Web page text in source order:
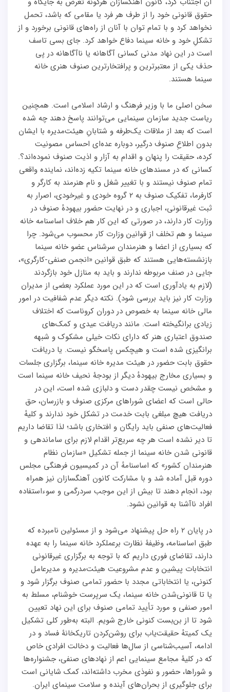
حقوق قانونی خود را از طرف هر فرد یا مقامی که باشد، تحمل
نخواهد کرد و با تمام توان با آنان از راه‌های قانونی برخورد و از
تشکلِ خود و خانه سینما دفاع خواهد کرد. جای بسی تاسف
است در این نهاد مدنی کسانی آگاهانه یا ناآگاهانه در پی
حذف یکی از معتبرترین و پرافتخارترین صنوف هنری خانه
سینما هستند.
سخن اصلی ما با وزیر فرهنگ و ارشاد اسلامی است. همچنین
ریاست جدید سازمان سینمایی می‌توانند پاسخ دهند چه شده
است که بعد از ملاقات یک‌طرفه و شتابانِ هیئت‌مدیره با ایشان
بدون اطلاعِ صنوف درگیر، دوباره عده‌ای احساس مصونیت
کرده، حقیقت را پنهان و اقدام به آزار و اذیت صنوف نموده‌اند؟.
کسانی که در مسندهای خانه سینما تکیه زده‌اند، نماینده واقعی
تمام صنوف نیستند و با تغییر شغل و نام هنرمند به کارگر و
کارفرما، تفکیک صنوف به ۲ گروه خودی و غیرخودی، اصرار به
ثبت غیرقانونی، اجباری و در نهایت حضور بیهودهٔ صنوف در
وزارت کار دارند، در صورتی که این کار هم خلاف اساسنامه خانه
سینما و هم تخلف از قوانین وزارت کار محسوب می‌شود. چرا
که بسیاری از اعضا و هنرمندان سرشناس عضو خانه سینما
بازنشسته‌هایی هستند که طبق قوانین «انجمن صنفی-کارگری»،
جایی در صنف مربوطه ندارند و باید به منازل خود بازگردند
(لازم به یادآوری است که در این مورد عملکرد بعضی از مدیران
وزارت کار نیز باید بررسی شود). نکته دیگر عدم شفافیت در امور
مالی خانه سینما به خصوص در دوران کروناست که اختلاف
زیادی برانگیخته است. مانند دریافت عیدی و کمک‌های
صندوق اعتباری هنر که دارای نکات خیلی مشکوک و شبهه
برانگیزی شده است و هیچکس پاسخگو نیست. یا دریافت
حقوق بابت حضور در هیئت مدیره خانه سینما، برگزاری جلسات
و بسیاری مخارج بیهودهٔ دیگر از بودجۀ نحیف خانه سینما است
و مشخص نیست چقدر دست و دلبازی شده است، این در
حالی است که اعضای شوراهای مرکزی صنوف و بازرسان، حق
دریافت هیچ مبلغی بابت خدمت در تشکل خود ندارند و کلیهٔ
فعالیت‌های صنفی باید رایگان و افتخاری باشد؛ لذا تقاضا داریم
تا دیر نشده است هر چه سریع‌تر اقدام لازم برای ساماندهی و
قانونی شدن خانه سینما از جمله تشکیل «سازمان نظام
هنرمندان کشور» که اساسنامهٔ آن در کمیسیون فرهنگی مجلس
دوره قبل آماده شد و با مشارکت کانون آهنگسازان نیز همراه
بود، انجام دهند تا بیش از این موجب سردرگمی و سوءاستفاده
افراد ناآشنا به قوانین نشود.
در پایان ۲ راه حل پیشنهاد می‌شود و از مسئولین نامبرده که
طبق اساسنامه، وظیفۀ نظارت برعملکرد خانه سینما را به عهده
دارند، تقاضای فوری داریم که با توجه به برگزاری غیرقانونی
انتخابات پیشین و عدم مشروعیت هیئت‌مدیره و مدیرعامل
کنونی، یا انتخاباتی مجدد با حضور تمامی صنوف برگزار شود و
یا تا قانونی‌شدن خانه سینما، یک سرپرست خوشنام، مسلط به
امور صنفی و مورد تأیید تمامی صنوف برای این نهاد تعیین
شود تا از بن‌بست کنونی خارج شویم. البته به‌طور کلی تشکیل
یک کمیتهٔ حقیقت‌یاب برای روشن‌کردن تاریکخانۀ فساد و در
ادامه، آسیب‌شناسی از سال‌ها فعالیت و دخالت افرادی خاص
که در کلیۀ مجامع سینمایی اعم از نهادهای صنفی، جشنواره‌ها
و شوراها، حضور و نفوذی مخرب داشته‌اند، کمک شایانی است
برای جلوگیری از بحران‌های آینده و سلامت سینمای ایران.